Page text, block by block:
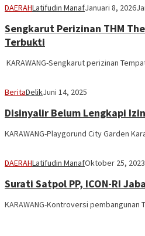
DAERAHLatifudin ManafJanuari 8, 2026
Sengkarut Perizinan THM
Terbukti
KARAWANG-Sengkarut perizinan
BeritaDelikJuni 14, 2025
Disinyalir Belum Lengkapi
KARAWANG-Playgorund City Garden
DAERAHLatifudin ManafOktober 25, 2023
Surati Satpol PP, ICON-RI
KARAWANG-Kontroversi pembangunan